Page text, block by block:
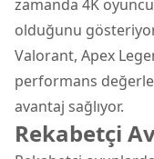
zamanda 4K
olduğunu
Valorant, Apex
performans
avantaj sağlıyor.
Rekabetçi